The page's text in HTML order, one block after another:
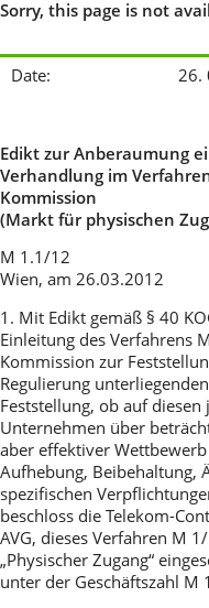
Sorry, this page is not
Date: 26.
Edikt zur Anberaumung
Verhandlung im
Kommission
(Markt für physischen
M 1.1/12
Wien, am 26.03.2012
1. Mit Edikt gemäß § 40
Einleitung des Verfahrens
Kommission zur
Regulierung
Feststellung, ob auf
Unternehmen über
aber effektiver
Aufhebung, Beibehaltung,
spezifischen
beschloss die Telekom-
AVG, dieses Verfahren M
„Physischer Zugang“
unter der Geschäftszahl